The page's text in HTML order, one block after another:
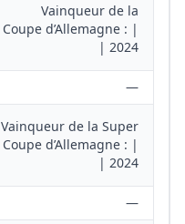
Vainqueur de la
Coupe d’Allemagne : |
2024 |
—
Vainqueur de la Super
Coupe d’Allemagne : |
2024 |
—